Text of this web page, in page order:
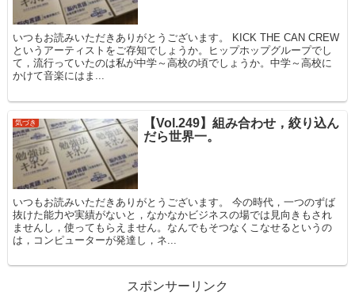
いつもお読みいただきありがとうございます。 KICK THE CAN CREW
というアーティストをご存知でしょうか。ヒップホップグループでし
て，流行っていたのは私が中学～高校の頃でしょうか。中学～高校に
かけて音楽にはま...
気づき
【Vol.249】組み合わせ，絞り込ん
だら世界一。
いつもお読みいただきありがとうございます。 今の時代，一つのずば
抜けた能力や実績がないと，なかなかビジネスの場では見向きもされ
ませんし，使ってもらえません。なんでもそつなくこなせるというの
は，コンピューターが発達し，ネ...
スポンサーリンク